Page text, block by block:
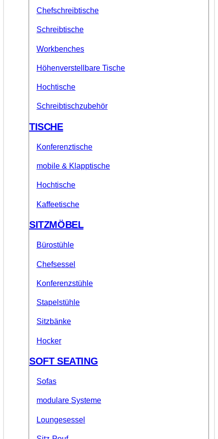
Chefschreibtische
Schreibtische
Workbenches
Höhenverstellbare Tische
Hochtische
Schreibtischzubehör
TISCHE
Konferenztische
mobile & Klapptische
Hochtische
Kaffeetische
SITZMÖBEL
Bürostühle
Chefsessel
Konferenzstühle
Stapelstühle
Sitzbänke
Hocker
SOFT SEATING
Sofas
modulare Systeme
Loungesessel